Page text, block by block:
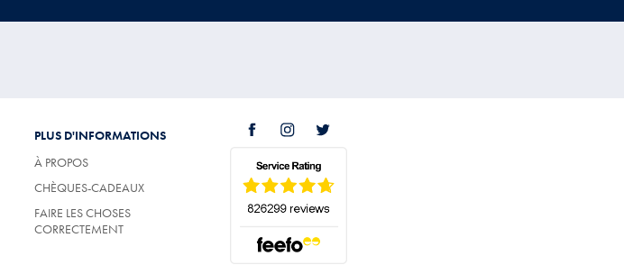
PLUS D'INFORMATIONS
À PROPOS
CHÈQUES-CADEAUX
FAIRE LES CHOSES
CORRECTEMENT